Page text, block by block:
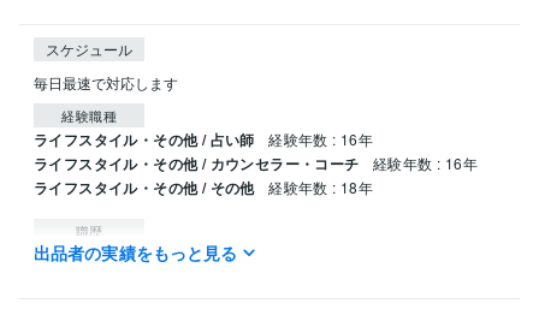
スケジュール
毎日最速で対応します
経験職種
ライフスタイル・その他 / 占い師 経験年数 : 16年
ライフスタイル・その他 / カウンセラー・コーチ 経験年数 : 16年
ライフスタイル・その他 / その他 経験年数 : 18年
職歴
サイキック.com 2013年12月 ~ 現在
受賞歴
出品者の実績をもっと見る